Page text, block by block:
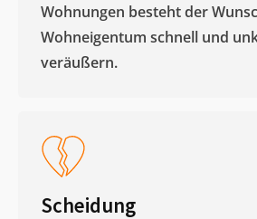
Wohnungen besteht der
Wohneigentum schnell und
veräußern. ​
Scheidung